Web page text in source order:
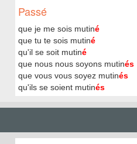
Passé
que je me sois mutiné
que tu te sois mutiné
qu'il se soit mutiné
que nous nous soyons mutinés
que vous vous soyez mutinés
qu'ils se soient mutinés